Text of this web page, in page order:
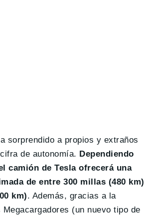
sorprendido a propios y extraños
de autonomía. Dependiendo
camión de Tesla ofrecerá una
de entre 300 millas (480 km)
km). Además, gracias a la
(un nuevo tipo de